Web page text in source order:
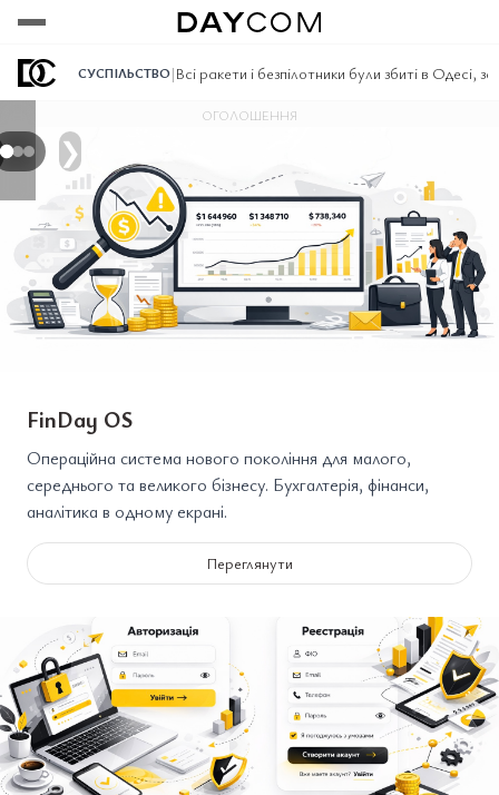
СУСПІЛЬСТВО|Всі ракети і безпілотники були збиті в Одесі,
❯
ОГОЛОШЕННЯ
FinDay OS
Операційна система нового покоління для малого,
середнього та великого бізнесу. Бухгалтерія, фінанси,
аналітика в одному екрані.
Переглянути